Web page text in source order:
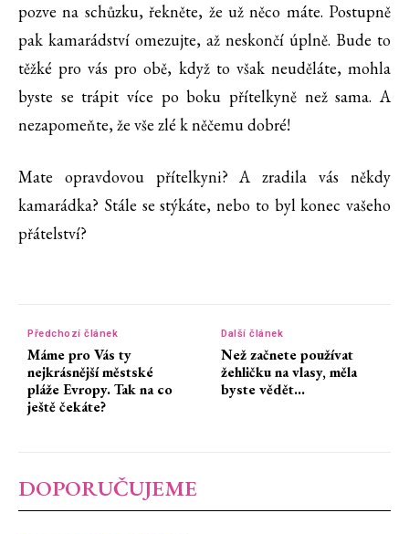
pozve na schůzku, řekněte, že už něco máte. Postupně
pak kamarádství omezujte, až neskončí úplně. Bude to
těžké pro vás pro obě, když to však neuděláte, mohla
byste se trápit více po boku přítelkyně než sama. A
nezapomeňte, že vše zlé k něčemu dobré!
Mate opravdovou přítelkyni? A zradila vás někdy
kamarádka? Stále se stýkáte, nebo to byl konec vašeho
přátelství?
Předchozí článek
Máme pro Vás ty
nejkrásnější městské
pláže Evropy. Tak na co
ještě čekáte?
Další článek
Než začnete používat
žehličku na vlasy, měla
byste vědět…
DOPORUČUJEME